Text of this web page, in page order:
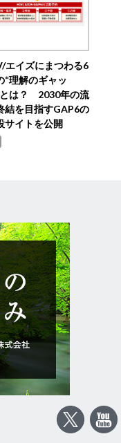
エイズにまつわる6
“理解のギャッ
とは？ 2030年の流
結を目指すGAP6の
サイトを公開